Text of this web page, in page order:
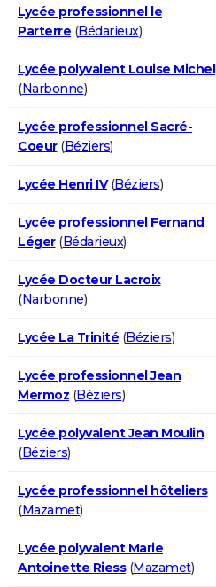
Lycée professionnel le
Parterre (Bédarieux)
Lycée polyvalent Louise Michel
(Narbonne)
Lycée professionnel Sacré-
Coeur(Béziers)
Lycée Henri IV(Béziers)
Lycée professionnel Fernand
Léger(Bédarieux)
Lycée Docteur Lacroix
(Narbonne)
Lycée La Trinité (Béziers)
Lycée professionnel Jean
Mermoz (Béziers)
Lycée polyvalent Jean Moulin
(Béziers)
Lycée professionnel hôteliers
(Mazamet)
Lycée polyvalent Marie
Antoinette Riess(Mazamet)